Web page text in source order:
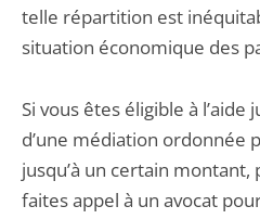
telle répartition est
situation économique des
Si vous êtes éligible à
d’une médiation ordonnée
jusqu’à un certain montant,
faites appel à un avocat